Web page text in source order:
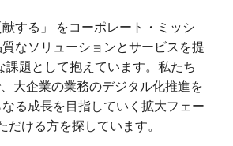
する」 をコーポレート・ミッシ
なソリューションとサービスを提
題として抱えています。私たち
大企業の業務のデジタル化推進を
る成長を目指していく拡大フェー
ける方を探しています。